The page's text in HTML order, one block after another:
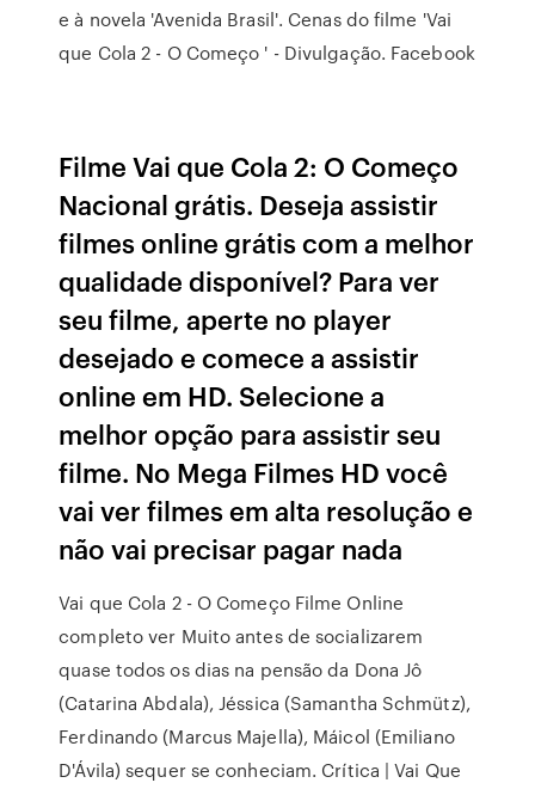
e à novela 'Avenida Brasil'. Cenas do filme 'Vai
que Cola 2 - O Começo ' - Divulgação. Facebook
Filme Vai que Cola 2: O Começo
Nacional grátis. Deseja assistir
filmes online grátis com a melhor
qualidade disponível? Para ver
seu filme, aperte no player
desejado e comece a assistir
online em HD. Selecione a
melhor opção para assistir seu
filme. No Mega Filmes HD você
vai ver filmes em alta resolução e
não vai precisar pagar nada
Vai que Cola 2 - O Começo Filme Online
completo ver Muito antes de socializarem
quase todos os dias na pensão da Dona Jô
(Catarina Abdala), Jéssica (Samantha Schmütz),
Ferdinando (Marcus Majella), Máicol (Emiliano
D'Ávila) sequer se conheciam. Crítica | Vai Que